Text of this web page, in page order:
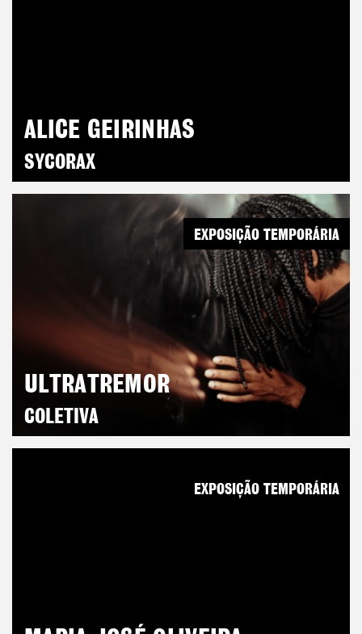
ALICE GEIRINHAS
SYCORAX
ULTRATREMOR
COLETIVA
EXPOSIÇÃO TEMPORÁRIA
EXPOSIÇÃO TEMPORÁRIA